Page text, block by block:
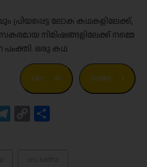
പ്രിയപ്പെട്ട ലോക കഥകളിലേക്ക്,
നിമിഷങ്ങളിലേക്ക് നമ്മെ
ഒരു കഥ
Like 41 Dislike 1
Telegram
Copy